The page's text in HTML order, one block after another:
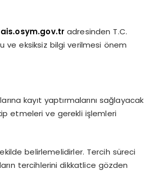
ais.osym.gov.tr adresinden T.C.
ve eksiksiz bilgi verilmesi önem
kayıt yaptırmalarını sağlayacak
etmeleri ve gerekli işlemleri
belirlemelidirler. Tercih süreci
tercihlerini dikkatlice gözden